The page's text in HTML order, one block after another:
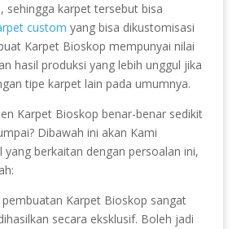
sehingga karpet tersebut bisa
custom yang bisa dikustomisasi
Karpet Bioskop mempunyai nilai
hasil produksi yang lebih unggul jika
tipe karpet lain pada umumnya.
Karpet Bioskop benar-benar sedikit
Dibawah ini akan Kami
yang berkaitan dengan persoalan ini,
Karpet Bioskop sangat
secara eksklusif. Boleh jadi